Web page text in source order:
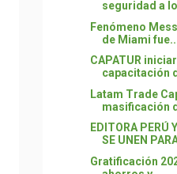
seguridad a
Fenómeno
de Miami
CAPATUR
capacitación
Latam Trade
masificación
EDITORA PERÚ
SE UNEN
Gratificación